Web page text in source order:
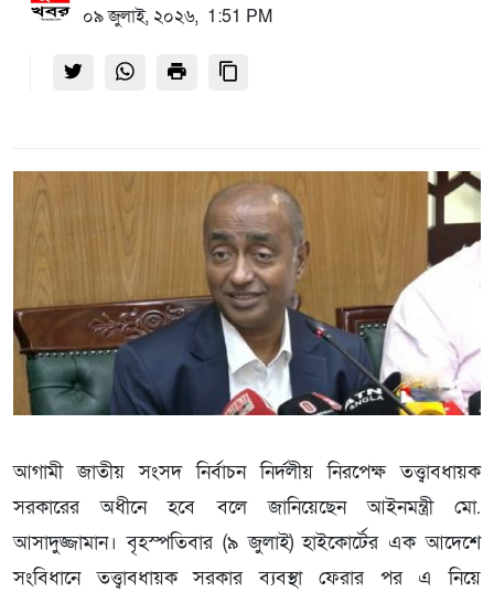
০৯ জুলাই, ২০২৬, 1:51 PM
আগামী জাতীয় সংসদ নির্বাচন নির্দলীয় নিরপেক্ষ তত্ত্বাবধায়ক
সরকারের অধীনে হবে বলে জানিয়েছেন আইনমন্ত্রী মো.
আসাদুজ্জামান। বৃহস্পতিবার (৯ জুলাই) হাইকোর্টের এক আদেশে
সংবিধানে তত্ত্বাবধায়ক সরকার ব্যবস্থা ফেরার পর এ নিয়ে